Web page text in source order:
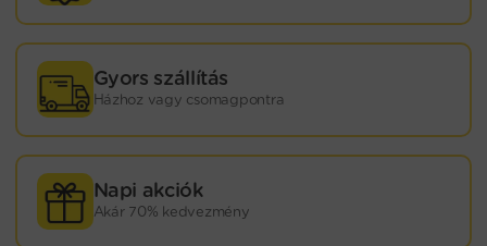
Gyors szállítás
Házhoz vagy csomagpontra
Napi akciók
Akár 70% kedvezmény